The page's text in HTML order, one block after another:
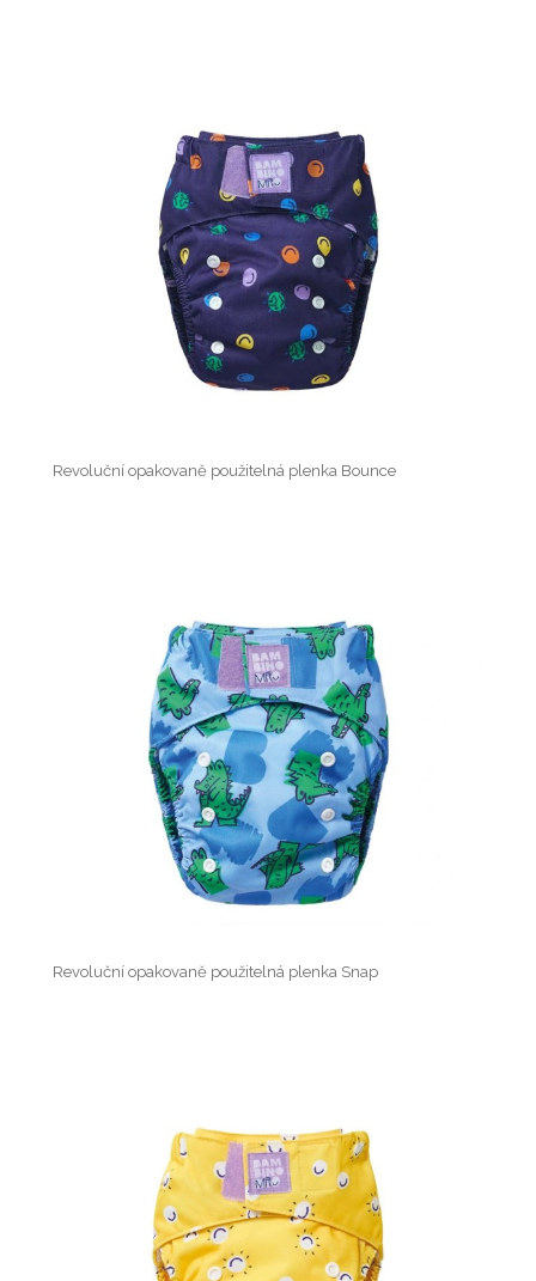
Revoluční opakovaně použitelná plenka Bounce
Revoluční opakovaně použitelná plenka Snap